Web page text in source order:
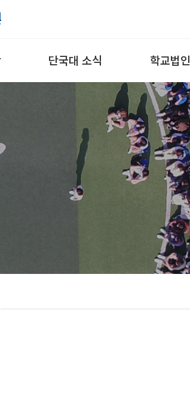
단국대 소식 학교법인